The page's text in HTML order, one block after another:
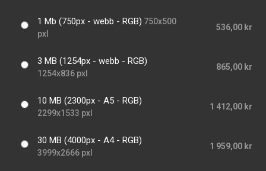
1 Mb (750px - webb - RGB) 750x500
pxl
536,00 kr
3 MB (1254px - webb - RGB)
1254x836 pxl
865,00 kr
10 MB (2300px - A5 - RGB)
2299x1533 pxl
1 412,00 kr
30 MB (4000px - A4 - RGB)
3999x2666 pxl
1 959,00 kr